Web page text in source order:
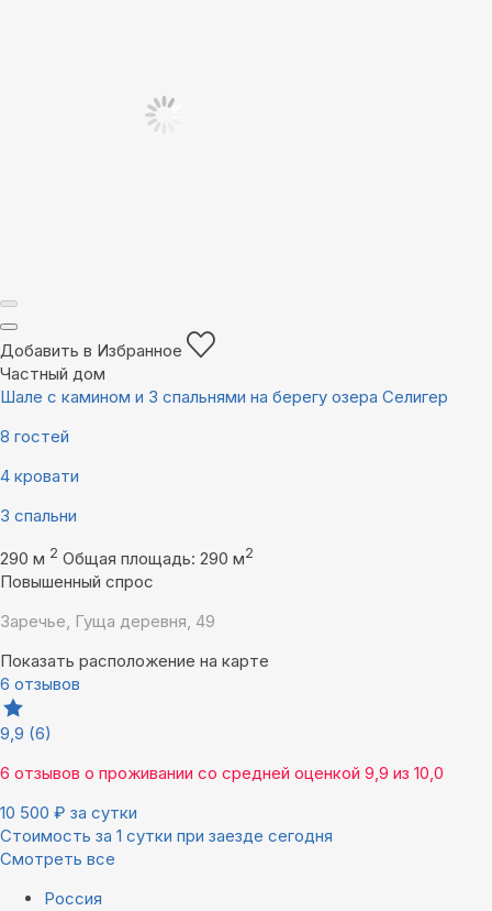
Добавить в Избранное
Частный дом
Шале с камином и 3 спальнями на берегу озера Селигер
8 гостей
4 кровати
3 спальни
290 м 2 Общая площадь: 290 м2
Повышенный спрос
Заречье, Гуща деревня, 49
Показать расположение на карте
6 отзывов
9,9 (6)
6 отзывов о проживании со средней оценкой 9,9 из 10,0
10 500 ₽ за сутки
Стоимость за 1 сутки при заезде сегодня
Смотреть все
Россия